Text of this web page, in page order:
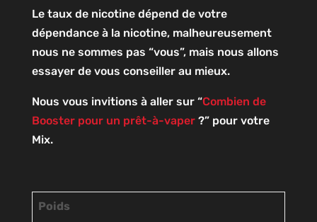
Le taux de nicotine dépend de votre
dépendance à la nicotine, malheureusement
nous ne sommes pas “vous”, mais nous allons
essayer de vous conseiller au mieux.
Nous vous invitions à aller sur “Combien de
Booster pour un prêt-à-vaper?” pour votre
Mix.
Poids